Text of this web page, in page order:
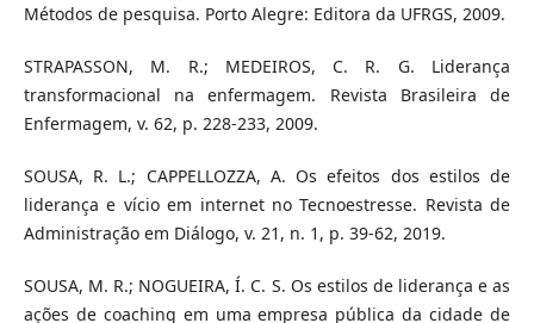
Métodos de pesquisa. Porto Alegre: Editora da UFRGS, 2009.
STRAPASSON, M. R.; MEDEIROS, C. R. G. Liderança
transformacional na enfermagem. Revista Brasileira de
Enfermagem, v. 62, p. 228-233, 2009.
SOUSA, R. L.; CAPPELLOZZA, A. Os efeitos dos estilos de
liderança e vício em internet no Tecnoestresse. Revista de
Administração em Diálogo, v. 21, n. 1, p. 39-62, 2019.
SOUSA, M. R.; NOGUEIRA, Í. C. S. Os estilos de liderança e as
ações de coaching em uma empresa pública da cidade de